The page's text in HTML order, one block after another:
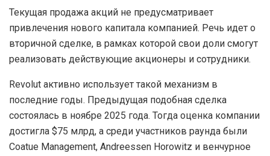
Текущая продажа акций не предусматривает
привлечения нового капитала компанией. Речь идет о
вторичной сделке, в рамках которой свои доли смогут
реализовать действующие акционеры и сотрудники.
Revolut активно использует такой механизм в
последние годы. Предыдущая подобная сделка
состоялась в ноябре 2025 года. Тогда оценка компании
достигла $75 млрд, а среди участников раунда были
Coatue Management, Andreessen Horowitz и венчурное